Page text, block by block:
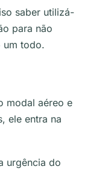
saber utilizá-
para não
um todo.
modal aéreo e
ele entra na
urgência do